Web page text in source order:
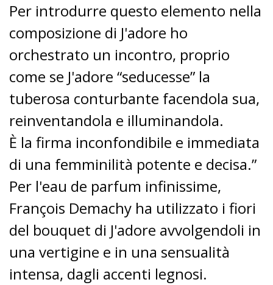
Per introdurre questo elemento nella
composizione di J'adore ho
orchestrato un incontro, proprio
come se J'adore “seducesse” la
tuberosa conturbante facendola sua,
reinventandola e illuminandola.
È la firma inconfondibile e immediata
di una femminilità potente e decisa.”
Per l'eau de parfum infinissime,
François Demachy ha utilizzato i fiori
del bouquet di J'adore avvolgendoli in
una vertigine e in una sensualità
intensa, dagli accenti legnosi.